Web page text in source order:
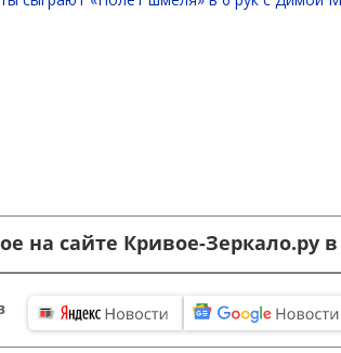
на сайте Кривое-Зеркало.ру в